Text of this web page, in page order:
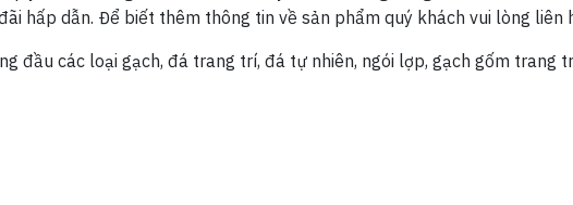
hấp dẫn. Để biết thêm thông tin về sản phẩm quý khách vui lòng
đầu các loại gạch, đá trang trí, đá tự nhiên, ngói lợp, gạch gốm trang